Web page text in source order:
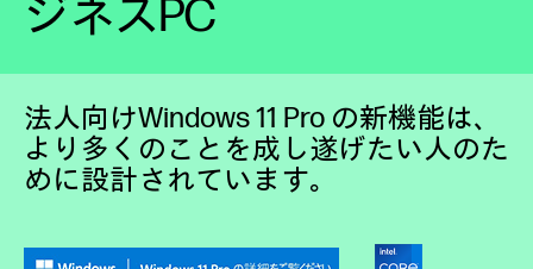
ジネスPC
法人向けWindows 11 Pro の新機能は、
より多くのことを成し遂げたい人のた
めに設計されています。